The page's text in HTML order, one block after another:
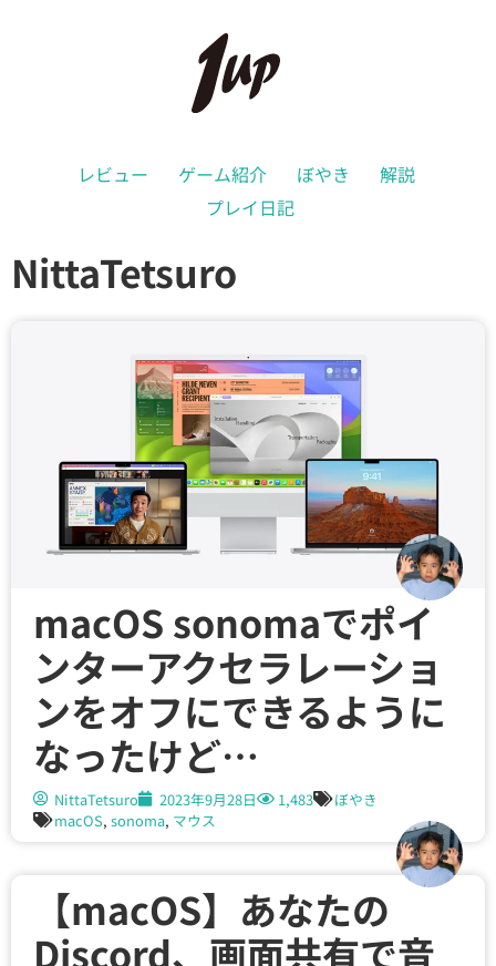
レビュー ゲーム紹介 ぼやき
解説
プレイ日記
NittaTetsuro
macOS sonomaでポイ
ンターアクセラレーショ
ンをオフにできるように
なったけど…
NittaTetsuro 2023年9月28日 1,483
ぼやき
macOS, sonoma, マウス
【macOS】あなたの
Discord、画面共有で音